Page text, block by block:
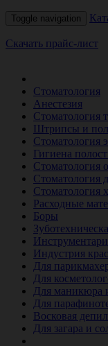
Toggle navigation
Скачать прайс-лист
Стоматология
Анестезия
Стоматология
Штрипсы и
Стоматология
Гигиена
Стоматология
Стоматология
Стоматология
Расходные
Боры
Индустрия
Для
Для
Для маникюра
Для
Восковая
Для загара и